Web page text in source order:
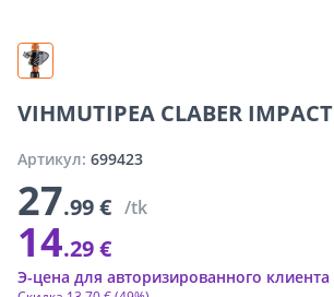
VIHMUTIPEA CLABER IMPACT
Артикул: 699423
27.99 € /tk
14.29 €
Э-цена для авторизированного клиента